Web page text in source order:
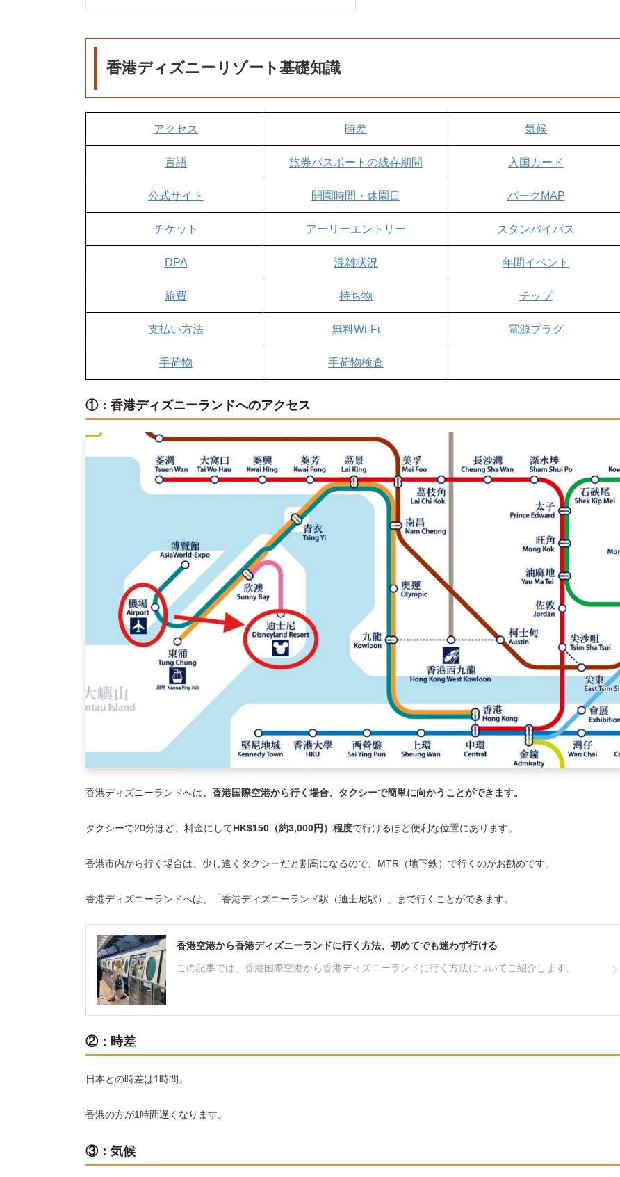
香港ディズニーリゾート基礎知識
アクセス 時差 気候
言語 旅券パスポートの残存期間 入国カード
公式サイト 開園時間・休園日 パークMAP
チケット アーリーエントリー スタンバイパス
DPA 混雑状況 年間イベント
旅費 持ち物 チップ
支払い方法 無料Wi-Fi 電源プラグ
手荷物 手荷物検査
①：香港ディズニーランドへのアクセス
香港ディズニーランドへは、香港国際空港から行く場合、タクシーで簡単に向かうことができます。
タクシーで20分ほど、料金にしてHK$150（約3,000円）程度で行けるほど便利な位置にあります。
香港市内から行く場合は、少し遠くタクシーだと割高になるので、MTR（地下鉄）で行くのがお勧めです。
香港ディズニーランドへは、「香港ディズニーランド駅（迪士尼駅）」まで行くことができます。
香港空港から香港ディズニーランドに行く方法、初めてでも迷わず行ける
この記事では、香港国際空港から香港ディズニーランドに行く方法についてご紹介します。
②：時差
日本との時差は1時間。
香港の方が1時間遅くなります。
③：気候